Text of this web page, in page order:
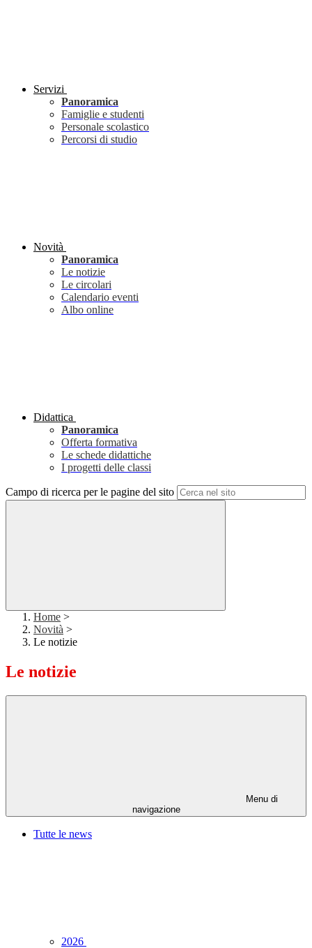
Servizi
Panoramica
Famiglie e studenti
Personale scolastico
Percorsi di studio
Novità
Panoramica
Le notizie
Le circolari
Calendario eventi
Albo online
Didattica
Panoramica
Offerta formativa
Le schede didattiche
I progetti delle classi
Campo di ricerca per le pagine del sito
Home >
Novità >
Le notizie
Le notizie
Menu di
navigazione
Tutte le news
2026